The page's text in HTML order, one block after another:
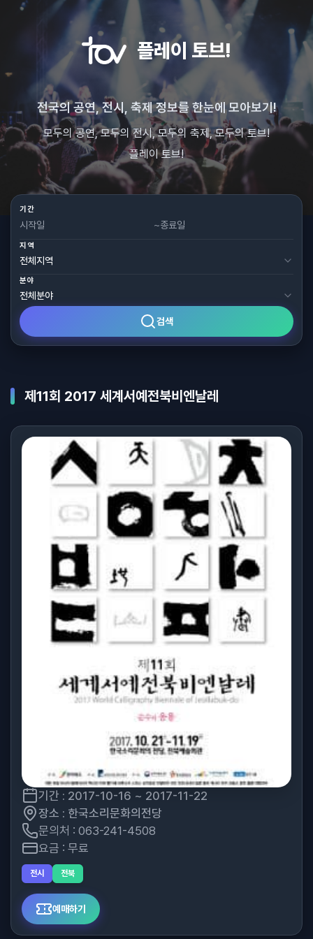
플레이 토브!
전국의 공연, 전시, 축제 정보를 한눈에 모아보기!
모두의 공연, 모두의 전시, 모두의 축제, 모두의 토브!
플레이 토브!
기간
~
지역
분야
검색
제11회 2017 세계서예전북비엔날레
기간 : 2017-10-16 ~ 2017-11-22
장소 : 한국소리문화의전당
문의처 : 063-241-4508
요금 : 무료
전시 전북
예매하기